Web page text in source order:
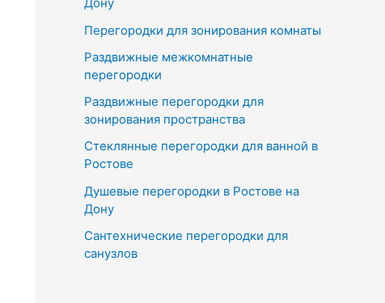
Перегородки для зонирования комнаты
Раздвижные межкомнатные
перегородки
Раздвижные перегородки для
зонирования пространства
Стеклянные перегородки для ванной в
Ростове
Душевые перегородки в Ростове на
Дону
Сантехнические перегородки для
санузлов